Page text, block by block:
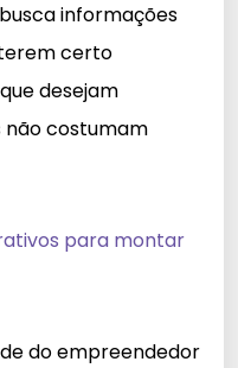
informações
certo
desejam
não costumam
para montar
do empreendedor